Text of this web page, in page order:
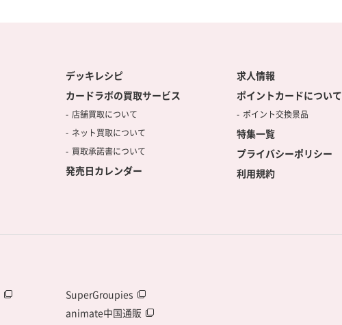
デッキレシピ
カードラボの買取サービス
店舗買取について
ネット買取について
買取承諾書について
発売日カレンダー
求人情報
ポイントカードについて
ポイント交換景品
特集一覧
プライバシーポリシー
利用規約
SuperGroupies
animate中国通販